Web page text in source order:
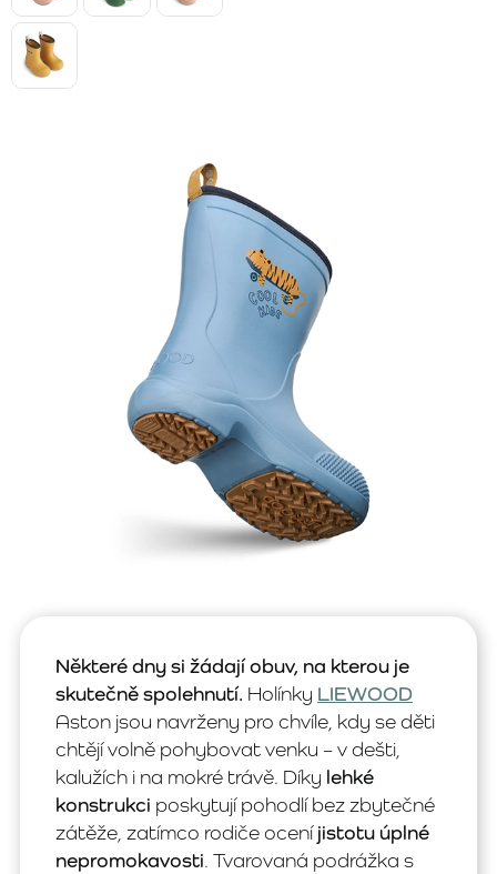
Některé dny si žádají obuv, na kterou je
skutečně spolehnutí. Holínky LIEWOOD
Aston jsou navrženy pro chvíle, kdy se děti
chtějí volně pohybovat venku – v dešti,
kalužích i na mokré trávě. Díky lehké
konstrukci poskytují pohodlí bez zbytečné
zátěže, zatímco rodiče oceníjistotu úplné
nepromokavosti. Tvarovaná podrážka s